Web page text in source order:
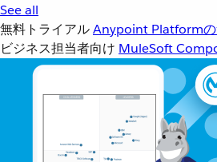
See all
無料トライアルAnypoint Platformの
ビジネス担当者向け MuleSoft